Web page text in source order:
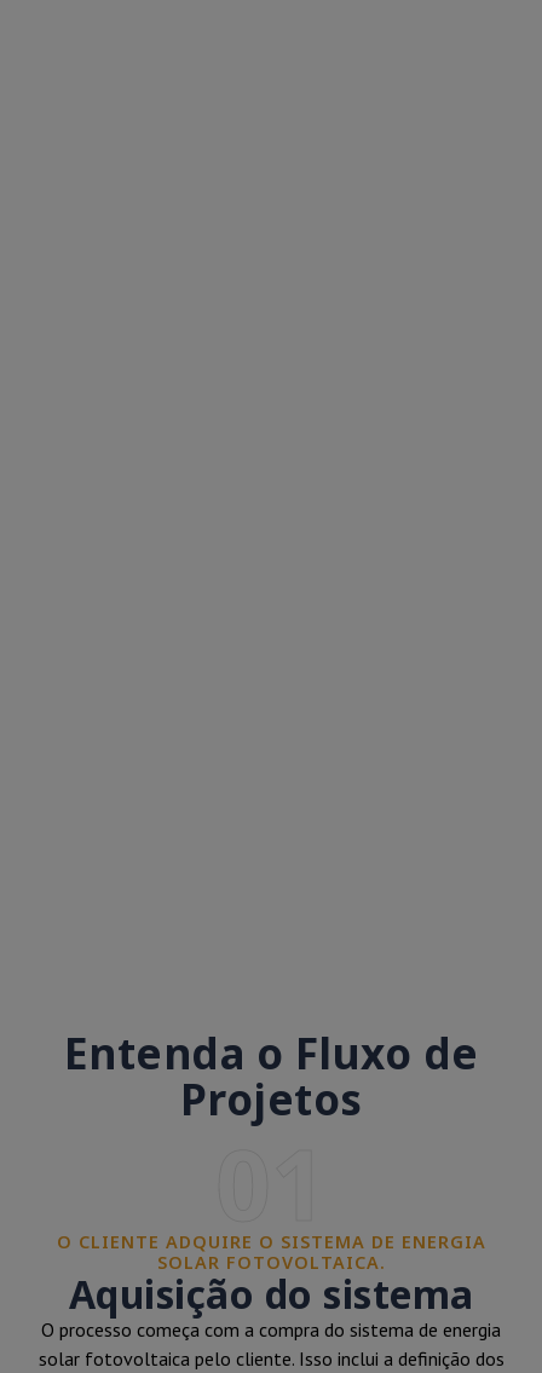
Entenda o Fluxo de
Projetos
O CLIENTE ADQUIRE O SISTEMA DE ENERGIA
SOLAR FOTOVOLTAICA.
Aquisição do sistema
O processo começa com a compra do sistema de energia
solar fotovoltaica pelo cliente. Isso inclui a definição dos